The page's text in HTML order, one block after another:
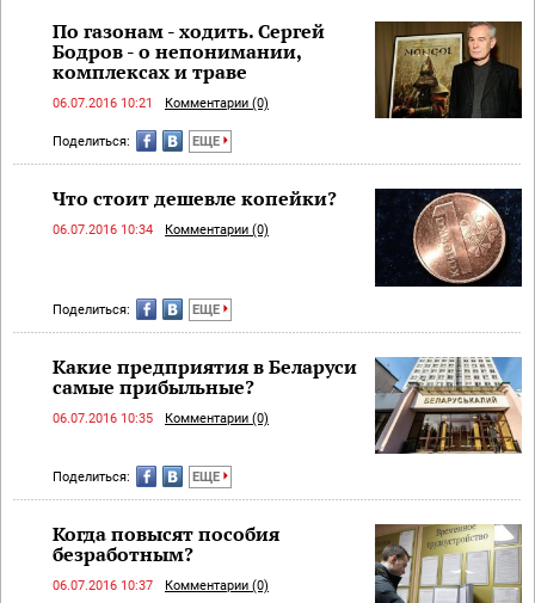
По газонам - ходить. Сергей
Бодров - о непонимании,
комплексах и траве
06.07.2016 10:21 Комментарии (0)
Поделиться: ЕЩЕ
Что стоит дешевле копейки?
06.07.2016 10:34 Комментарии (0)
Поделиться: ЕЩЕ
Какие предприятия в Беларуси
самые прибыльные?
06.07.2016 10:35 Комментарии (0)
Поделиться: ЕЩЕ
Когда повысят пособия
безработным?
06.07.2016 10:37 Комментарии (0)